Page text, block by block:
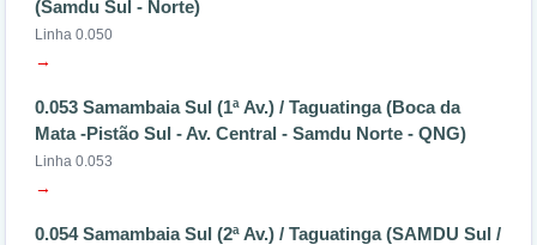
(Samdu Sul - Norte)
Linha 0.050
→
0.053 Samambaia Sul (1ª Av.) / Taguatinga (Boca da
Mata -Pistão Sul - Av. Central - Samdu Norte - QNG)
Linha 0.053
→
0.054 Samambaia Sul (2ª Av.) / Taguatinga (SAMDU Sul /